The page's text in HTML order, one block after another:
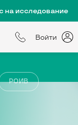
на исследование
Войти
РОИВ